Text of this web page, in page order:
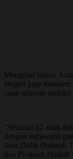
Mengulas lanjut,
Negeri juga
anak nelayan melalui
“Seramai 62 anak
dengan kerjasama
Jaya Didik (Subsidi
dan Program Hadiah